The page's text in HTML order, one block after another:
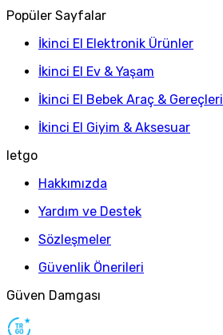
Popüler Sayfalar
İkinci El Elektronik Ürünler
İkinci El Ev & Yaşam
İkinci El Bebek Araç & Gereçleri
İkinci El Giyim & Aksesuar
letgo
Hakkımızda
Yardım ve Destek
Sözleşmeler
Güvenlik Önerileri
Güven Damgası